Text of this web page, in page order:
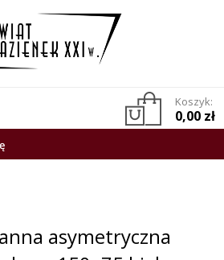
Koszyk:
0,00 zł
asymetryczna